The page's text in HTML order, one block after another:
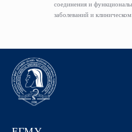
соединения и
заболеваний и